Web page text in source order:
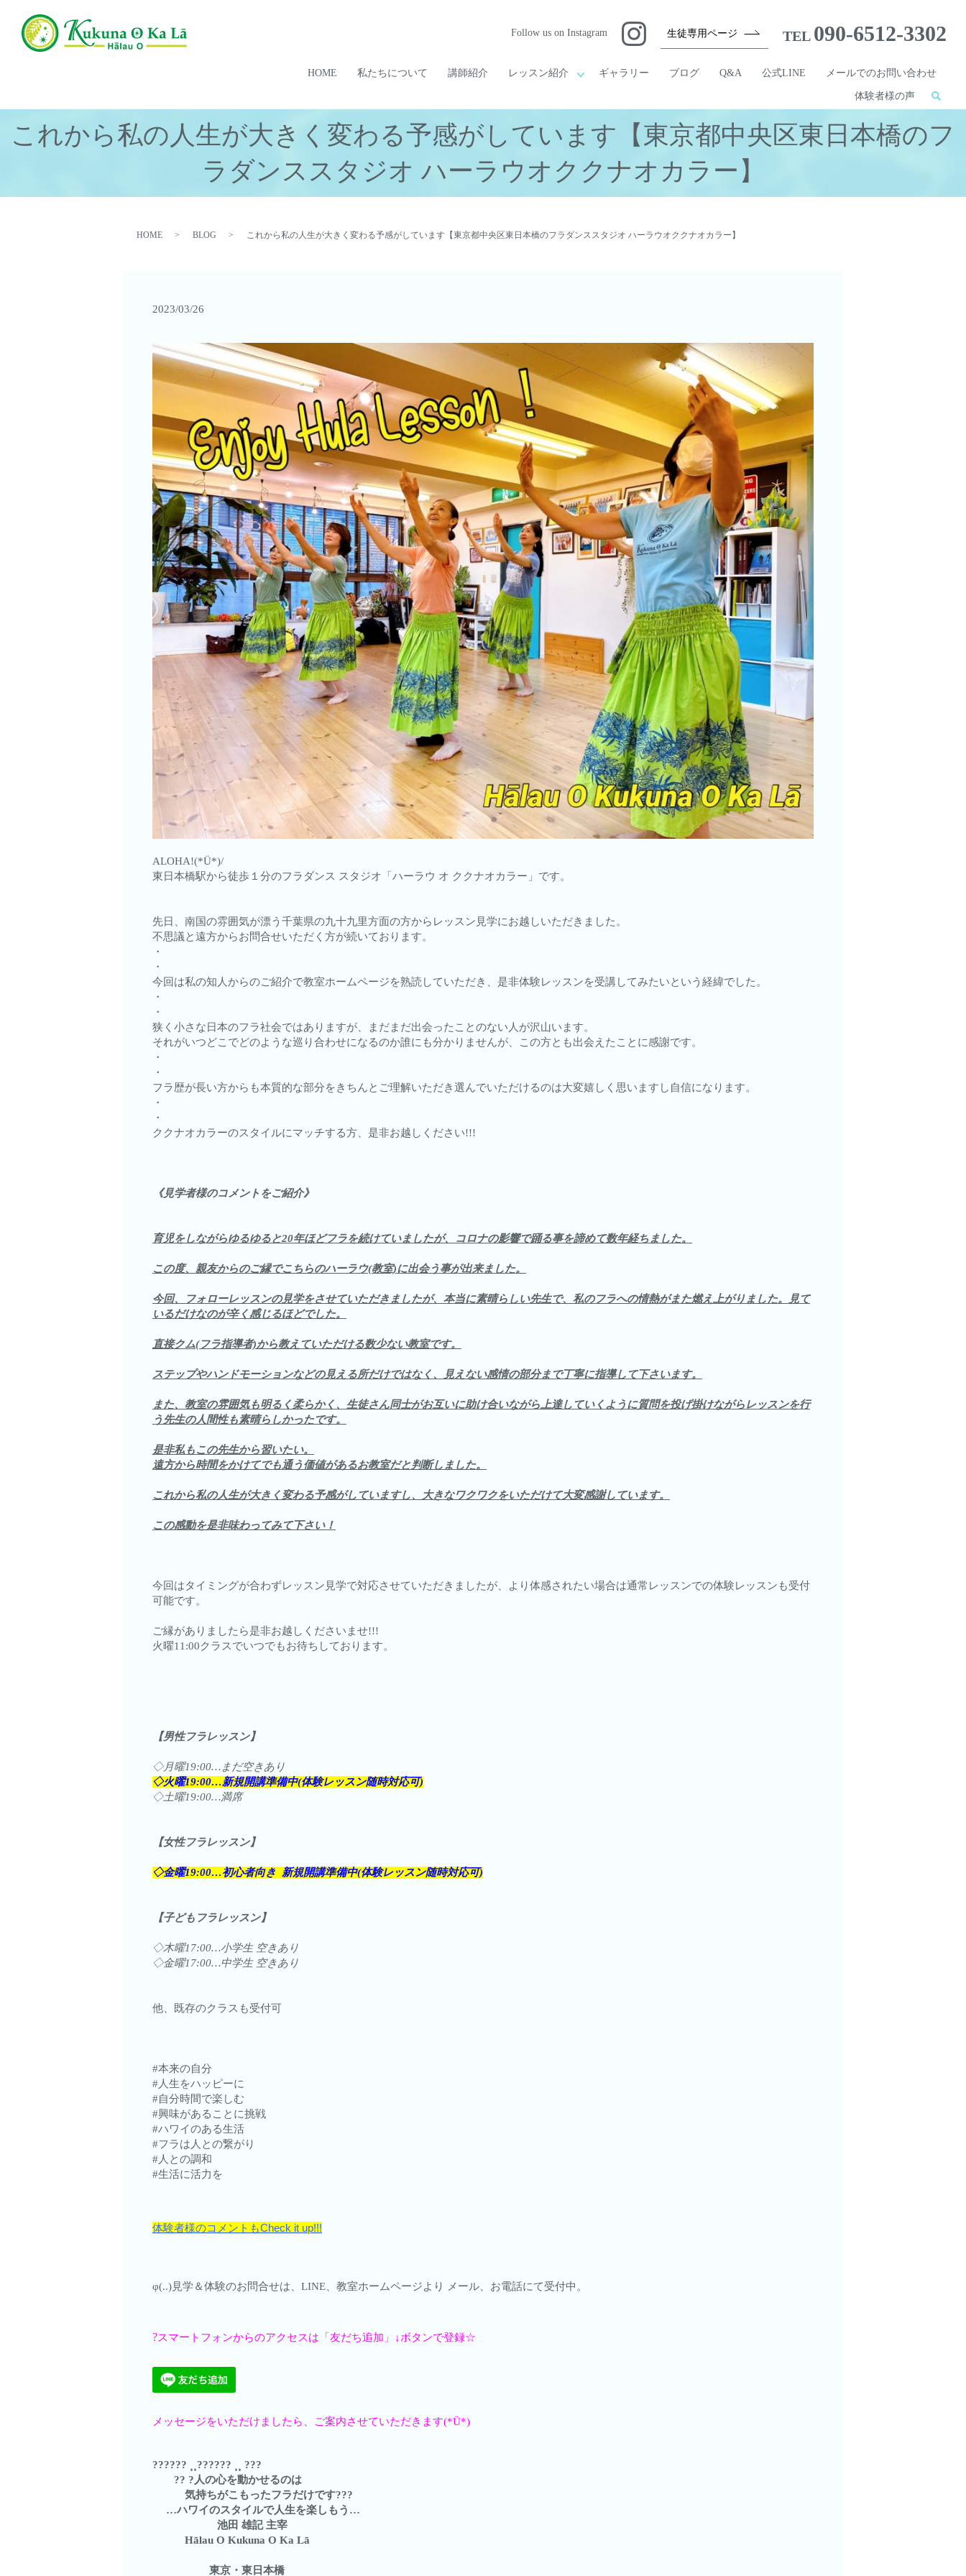
HOME 私たちについて 講師紹介 レッスン紹介 ギャラリー ブログ Q&A 公式LINE メールでのお問い合わせ
体験者様の声
Follow us on Instagram 生徒専用ページ TEL 090-6512-3302
これから私の人生が大きく変わる予感がしています【東京都中央区東日本橋のフ
ラダンススタジオ ハーラウオククナオカラー】
HOME BLOG これから私の人生が大きく変わる予感がしています【東京都中央区東日本橋のフラダンススタジオ ハーラウオククナオカラー】
2023/03/26
ALOHA!(*Ü*)/
東日本橋駅から徒歩１分のフラダンス スタジオ「ハーラウ オ ククナオカラー」です。
先日、南国の雰囲気が漂う千葉県の九十九里方面の方からレッスン見学にお越しいただきました。
不思議と遠方からお問合せいただく方が続いております。
・
・
今回は私の知人からのご紹介で教室ホームページを熟読していただき、是非体験レッスンを受講してみたいという経緯でした。
・
・
狭く小さな日本のフラ社会ではありますが、まだまだ出会ったことのない人が沢山います。
それがいつどこでどのような巡り合わせになるのか誰にも分かりませんが、この方とも出会えたことに感謝です。
・
・
フラ歴が長い方からも本質的な部分をきちんとご理解いただき選んでいただけるのは大変嬉しく思いますし自信になります。
・
・
ククナオカラーのスタイルにマッチする方、是非お越しください!!!
《見学者様のコメントをご紹介》
育児をしながらゆるゆると20年ほどフラを続けていましたが、コロナの影響で踊る事を諦めて数年経ちました。
この度、親友からのご縁でこちらのハーラウ(教室)に出会う事が出来ました。
今回、フォローレッスンの見学をさせていただきましたが、本当に素晴らしい先生で、私のフラへの情熱がまた燃え上がりました。見て
いるだけなのが辛く感じるほどでした。
直接クム(フラ指導者)から教えていただける数少ない教室です。
ステップやハンドモーションなどの見える所だけではなく、見えない感情の部分まで丁寧に指導して下さいます。
また、教室の雰囲気も明るく柔らかく、生徒さん同士がお互いに助け合いながら上達していくように質問を投げ掛けながらレッスンを行
う先生の人間性も素晴らしかったです。
是非私もこの先生から習いたい。
遠方から時間をかけてでも通う価値があるお教室だと判断しました。
これから私の人生が大きく変わる予感がしていますし、大きなワクワクをいただけて大変感謝しています。
この感動を是非味わってみて下さい！
今回はタイミングが合わずレッスン見学で対応させていただきましたが、より体感されたい場合は通常レッスンでの体験レッスンも受付
可能です。
ご縁がありましたら是非お越しくださいませ!!!
火曜11:00クラスでいつでもお待ちしております。
【男性フラレッスン】
◇月曜19:00…まだ空きあり
◇火曜19:00…新規開講準備中(体験レッスン随時対応可)
◇土曜19:00…満席
【女性フラレッスン】
◇金曜19:00…初心者向き 新規開講準備中(体験レッスン随時対応可)
【子どもフラレッスン】
◇木曜17:00…小学生 空きあり
◇金曜17:00…中学生 空きあり
他、既存のクラスも受付可
#本来の自分
#人生をハッピーに
#自分時間で楽しむ
#興味があることに挑戦
#ハワイのある生活
#フラは人との繋がり
#人との調和
#生活に活力を
体験者様のコメントもCheck it up!!!
φ(..)見学＆体験のお問合せは、LINE、教室ホームページより メール、お電話にて受付中。
?スマートフォンからのアクセスは「友だち追加」↓ボタンで登録☆
メッセージをいただけましたら、ご案内させていただきます(*Ü*)
?????? ⸒⸒?????? ⸒⸒ ???
?? ?人の心を動かせるのは
気持ちがこもったフラだけです???
…ハワイのスタイルで人生を楽しもう…
池田 雄記 主宰
Hālau O Kukuna O Ka Lā
東京・東日本橋